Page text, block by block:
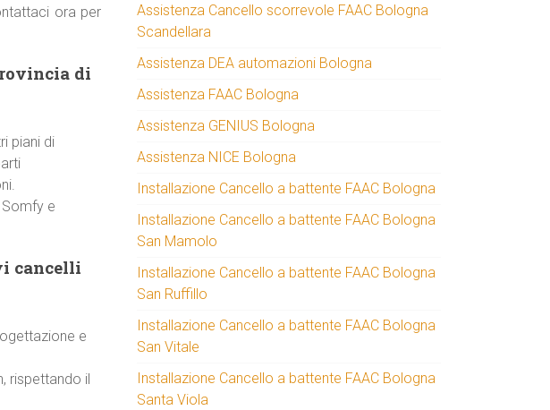
ora per
di
piani di
e
cancelli
e
rispettando il
Assistenza Cancello scorrevole FAAC Bologna
Scandellara
Assistenza DEA automazioni Bologna
Assistenza FAAC Bologna
Assistenza GENIUS Bologna
Assistenza NICE Bologna
Installazione Cancello a battente FAAC Bologna
Installazione Cancello a battente FAAC Bologna
San Mamolo
Installazione Cancello a battente FAAC Bologna
San Ruffillo
Installazione Cancello a battente FAAC Bologna
San Vitale
Installazione Cancello a battente FAAC Bologna
Santa Viola